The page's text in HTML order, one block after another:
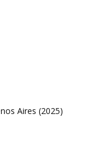
Aires (2025)